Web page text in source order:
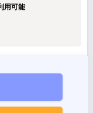
用可能